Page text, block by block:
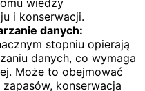
i konserwacji.
danych:
stopniu opierają
danych, co wymaga
Może to obejmować
konserwacja